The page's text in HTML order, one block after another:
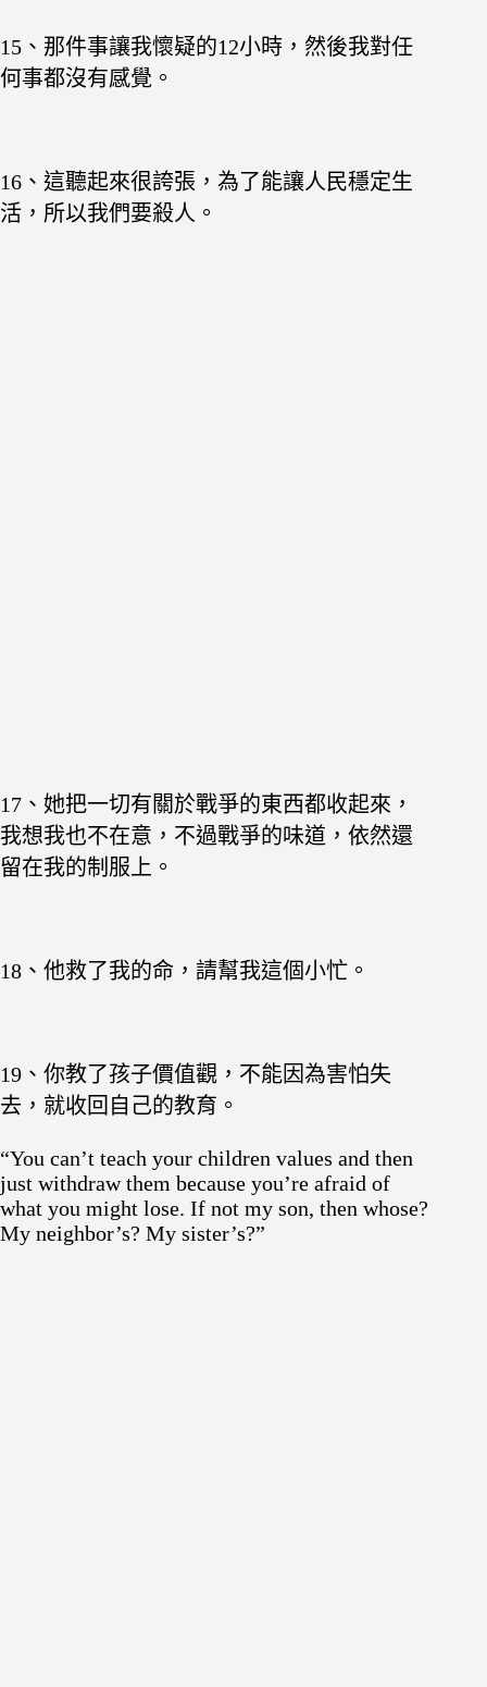
15、那件事讓我懷疑的12小時，然後我對任
何事都沒有感覺。
16、這聽起來很誇張，為了能讓人民穩定生
活，所以我們要殺人。
17、她把一切有關於戰爭的東西都收起來，
我想我也不在意，不過戰爭的味道，依然還
留在我的制服上。
18、他救了我的命，請幫我這個小忙。
19、你教了孩子價值觀，不能因為害怕失
去，就收回自己的教育。
“You can’t teach your children values and then
just withdraw them because you’re afraid of
what you might lose. If not my son, then whose?
My neighbor’s? My sister’s?”